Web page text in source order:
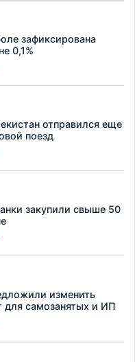
зафиксирована
0,1%
отправился еще
поезд
закупили свыше 50
изменить
для самозанятых и ИП